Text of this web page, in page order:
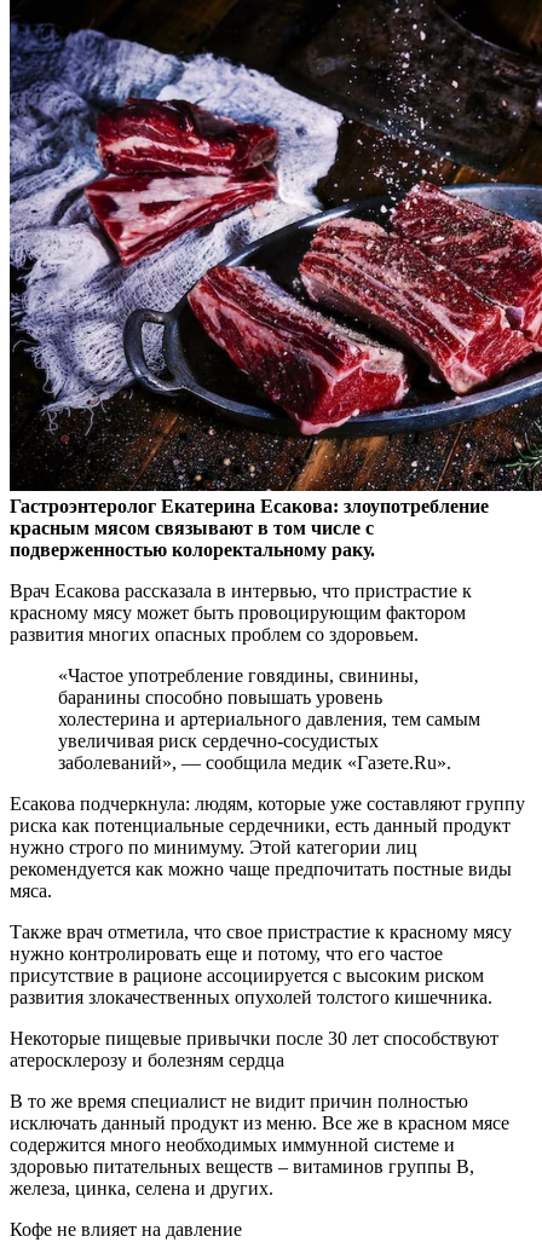
Гастроэнтеролог Екатерина Есакова: злоупотребление
красным мясом связывают в том числе с
подверженностью колоректальному раку.
Врач Есакова рассказала в интервью, что пристрастие к
красному мясу может быть провоцирующим фактором
развития многих опасных проблем со здоровьем.
«Частое употребление говядины, свинины,
баранины способно повышать уровень
холестерина и артериального давления, тем самым
увеличивая риск сердечно-сосудистых
заболеваний», — сообщила медик «Газете.Ru».
Есакова подчеркнула: людям, которые уже составляют группу
риска как потенциальные сердечники, есть данный продукт
нужно строго по минимуму. Этой категории лиц
рекомендуется как можно чаще предпочитать постные виды
мяса.
Также врач отметила, что свое пристрастие к красному мясу
нужно контролировать еще и потому, что его частое
присутствие в рационе ассоциируется с высоким риском
развития злокачественных опухолей толстого кишечника.
Некоторые пищевые привычки после 30 лет способствуют
атеросклерозу и болезням сердца
В то же время специалист не видит причин полностью
исключать данный продукт из меню. Все же в красном мясе
содержится много необходимых иммунной системе и
здоровью питательных веществ – витаминов группы В,
железа, цинка, селена и других.
Кофе не влияет на давление